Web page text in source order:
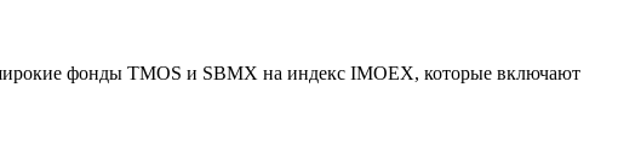
фонды TMOS и SBMX на индекс IMOEX, которые включают